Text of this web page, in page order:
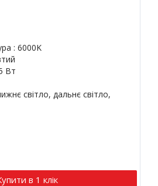
: 6000K
Вт
світло, дальнє світло,
в 1 клік